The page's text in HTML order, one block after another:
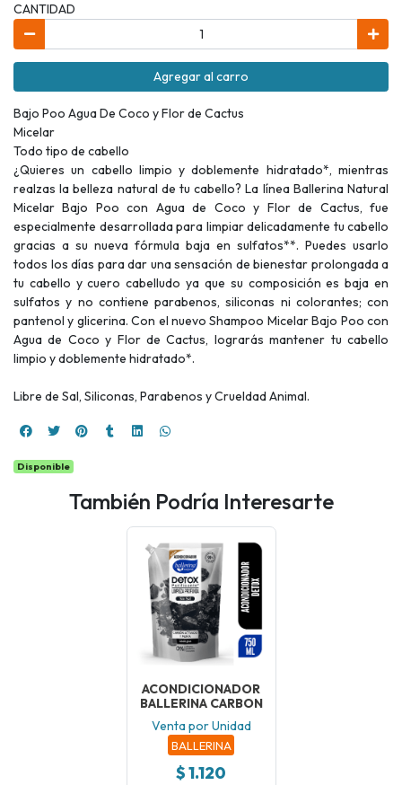
CANTIDAD
Agregar al carro
Bajo Poo Agua De Coco y Flor de Cactus
Micelar
Todo tipo de cabello
¿Quieres un cabello limpio y doblemente hidratado*, mientras
realzas la belleza natural de tu cabello? La línea Ballerina Natural
Micelar Bajo Poo con Agua de Coco y Flor de Cactus, fue
especialmente desarrollada para limpiar delicadamente tu cabello
gracias a su nueva fórmula baja en sulfatos**. Puedes usarlo
todos los días para dar una sensación de bienestar prolongada a
tu cabello y cuero cabelludo ya que su composición es baja en
sulfatos y no contiene parabenos, siliconas ni colorantes; con
pantenol y glicerina. Con el nuevo Shampoo Micelar Bajo Poo con
Agua de Coco y Flor de Cactus, lograrás mantener tu cabello
limpio y doblemente hidratado*.
Libre de Sal, Siliconas, Parabenos y Crueldad Animal.
Disponible
También Podría Interesarte
ACONDICIONADOR
BALLERINA CARBON
Venta por Unidad
BALLERINA
$ 1.120